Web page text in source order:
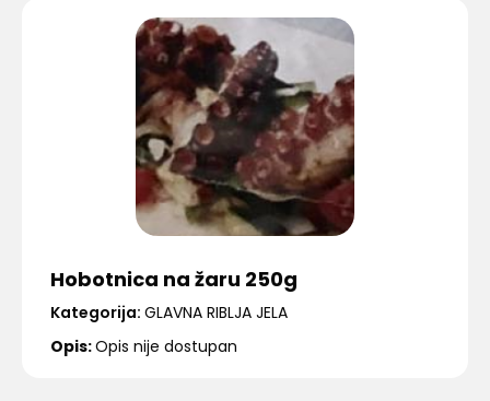
Hobotnica na žaru 250g
Kategorija: GLAVNA RIBLJA JELA
Opis:Opis nije dostupan